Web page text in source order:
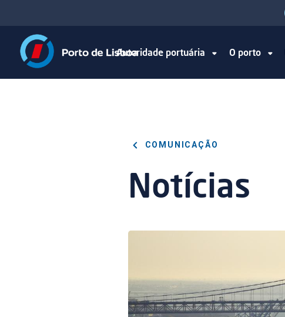
Autoridade portuária O porto
COMUNICAÇÃO
Notícias